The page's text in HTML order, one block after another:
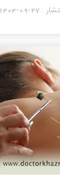
:
1404-09-27